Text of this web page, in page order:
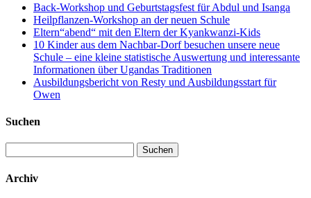
Back-Workshop und Geburtstagsfest für Abdul und Isanga
Heilpflanzen-Workshop an der neuen Schule
Eltern“abend“ mit den Eltern der Kyankwanzi-Kids
10 Kinder aus dem Nachbar-Dorf besuchen unsere neue
Schule – eine kleine statistische Auswertung und interessante
Informationen über Ugandas Traditionen
Ausbildungsbericht von Resty und Ausbildungsstart für
Owen
Suchen
nach:
Archiv